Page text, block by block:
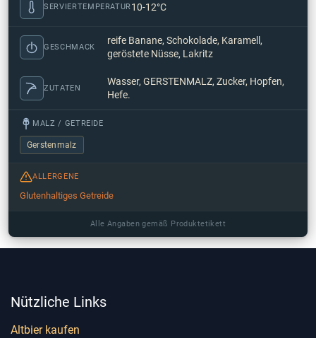
SERVIERTEMPERATUR10-12°C
GESCHMACK
reife Banane, Schokolade, Karamell,
geröstete Nüsse, Lakritz
ZUTATEN
Wasser, GERSTENMALZ, Zucker, Hopfen,
Hefe.
MALZ / GETREIDE
Gerstenmalz
ALLERGENE
Glutenhaltiges Getreide
Alle Angaben gemäß Produktetikett
Nützliche Links
Altbier kaufen